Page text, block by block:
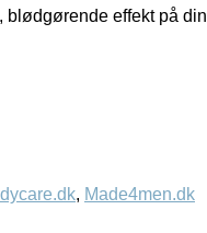
effekt på din
, Made4men.dk